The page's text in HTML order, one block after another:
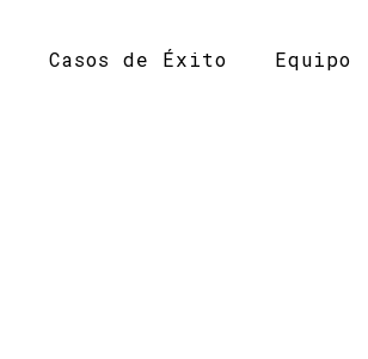
Casos de Éxito Equipo